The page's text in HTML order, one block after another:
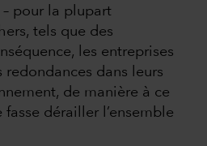
pour la plupart
tels que des
les entreprises
redondances dans leurs
de manière à ce
fasse dérailler l’ensemble